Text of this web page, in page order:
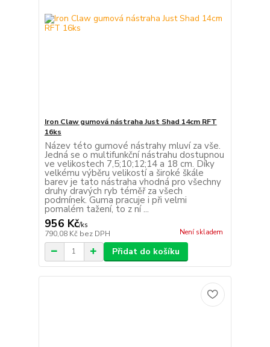
Iron Claw gumová nástraha Just Shad 14cm RFT
16ks
Název této gumové nástrahy mluví za vše.
Jedná se o multifunkční nástrahu dostupnou
ve velikostech 7,5;10;12;14 a 18 cm. Díky
velkému výběru velikostí a široké škále
barev je tato nástraha vhodná pro všechny
druhy dravých ryb téměř za všech
podmínek. Guma pracuje i při velmi
pomalém tažení, to z ní ...
956 Kč/ks
790,08 Kč bez DPH Není skladem
Přidat do košíku